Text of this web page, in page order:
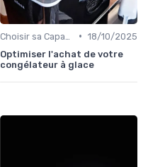
• 18/10/2025
Optimiser l'achat de votre
congélateur à glace